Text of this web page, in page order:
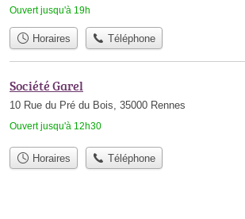
Ouvert jusqu'à 19h
Horaires Téléphone
Société Garel
10 Rue du Pré du Bois, 35000 Rennes
Ouvert jusqu'à 12h30
Horaires Téléphone